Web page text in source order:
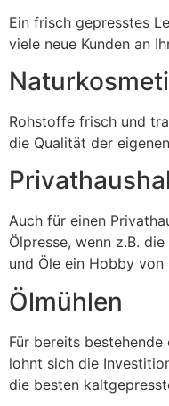
Ein frisch gepresstes
viele neue Kunden an
Rohstoffe frisch und
die Qualität der
Auch für einen
Ölpresse, wenn z.B.
und Öle ein Hobby von
Ölmühlen
Für bereits
lohnt sich die
die besten